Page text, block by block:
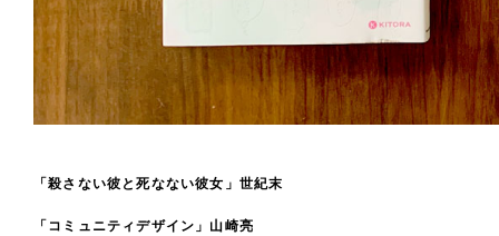
「殺さない彼と死なない彼女」世紀末
「コミュニティデザイン」山崎亮